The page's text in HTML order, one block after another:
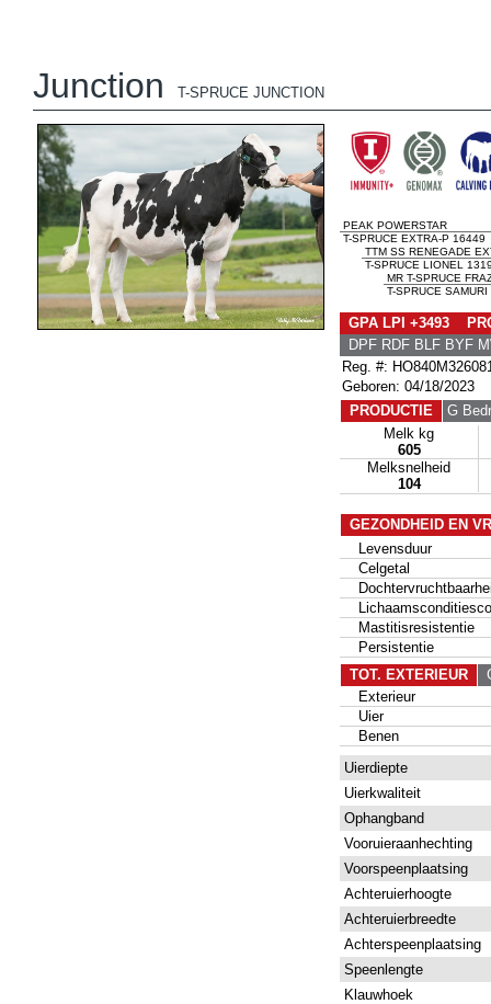
Junction T-SPRUCE JUNCTION
PEAK POWERSTAR
T-SPRUCE EXTRA-P 16449
TTM SS RENEGADE
T-SPRUCE LIONEL
MR T-SPRUCE
T-SPRUCE
GPA LPI +3493
DPF RDF BLF BYF
Reg. #:
Geboren: 04/18/2023
PRODUCTIE
G
Melk kg
605
Melksnelheid
104
GEZONDHEID EN
Levensduur
Celgetal
Mastitisresistentie
Persistentie
TOT. EXTERIEUR
Exterieur
Uier
Benen
Uierdiepte
Uierkwaliteit
Ophangband
Vooruieraanhechting
Voorspeenplaatsing
Achteruierhoogte
Achteruierbreedte
Achterspeenplaatsing
Speenlengte
Klauwhoek